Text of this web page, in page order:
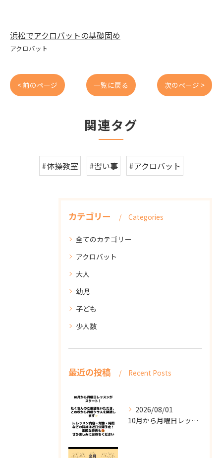
浜松でアクロバットの基礎固め
アクロバット
< 前のページ 一覧に戻る 次のページ >
関連タグ
#体操教室 #習い事 #アクロバット
カテゴリー Categories
全てのカテゴリー
アクロバット
大人
幼児
子ども
少人数
最近の投稿 Recent Posts
2026/08/01
10月から月曜日レッスンがスタート！